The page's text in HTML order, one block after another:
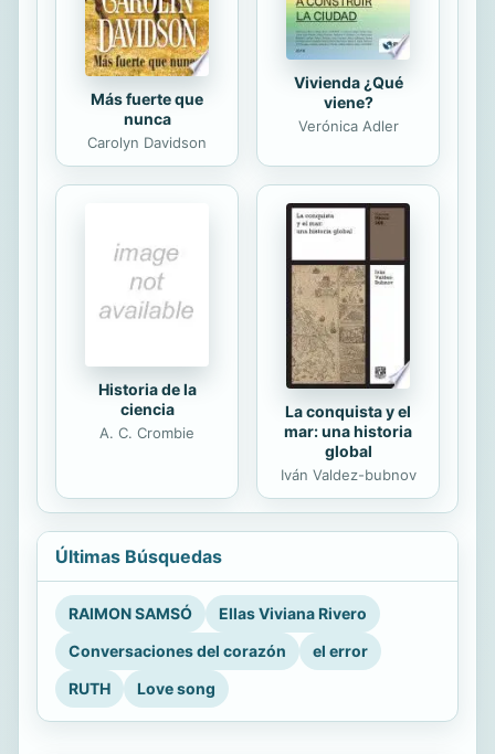
Más fuerte que
nunca
Carolyn Davidson
Vivienda ¿Qué
viene?
Verónica Adler
Historia de la
ciencia
A. C. Crombie
La conquista y el
mar: una historia
global
Iván Valdez-bubnov
Últimas Búsquedas
RAIMON SAMSÓ
Ellas Viviana Rivero
Conversaciones del corazón
el error
RUTH
Love song